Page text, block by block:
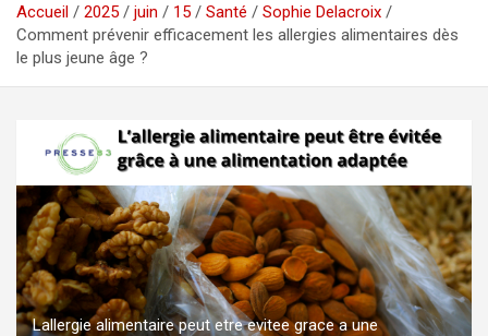
Accueil 2025 juin 15 Santé
Sophie Delacroix
Comment prévenir efficacement les allergies alimentaires dès
le plus jeune âge ?
Lallergie alimentaire peut etre evitee grace a une